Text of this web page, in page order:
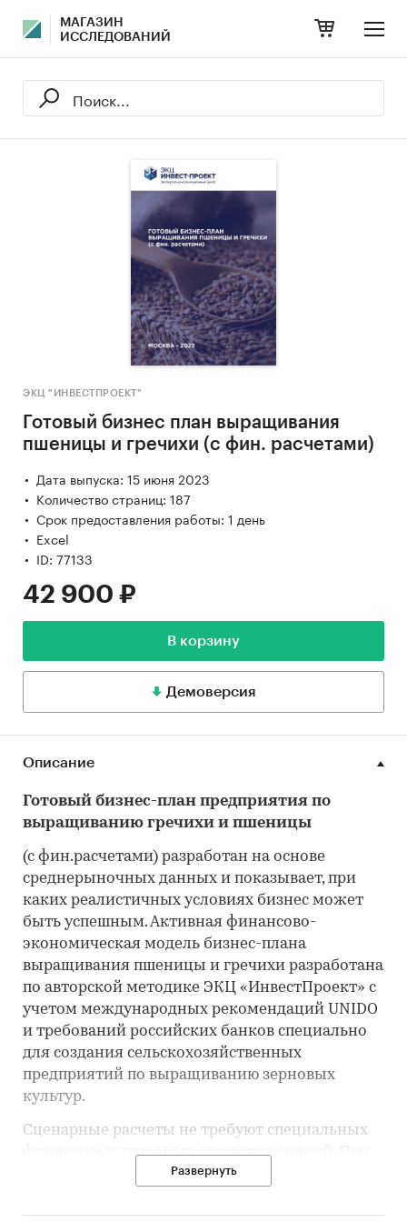
МАГАЗИН
ИССЛЕДОВАНИЙ
ЭКЦ "ИНВЕСТПРОЕКТ"
Готовый бизнес план выращивания
пшеницы и гречихи (с фин. расчетами)
Дата выпуска: 15 июня 2023
Количество страниц: 187
Срок предоставления работы: 1 день
Excel
ID: 77133
42 900 ₽
В корзину
Демоверсия
Описание
Готовый бизнес-план предприятия по
выращиванию гречихи и пшеницы
(с фин.расчетами) разработан на основе
среднерыночных данных и показывает, при
каких реалистичных условиях бизнес может
быть успешным. Активная финансово-
экономическая модель бизнес-плана
выращивания пшеницы и гречихи разработана
по авторской методике ЭКЦ «ИнвестПроект» с
учетом международных рекомендаций UNIDO
и требований российских банков специально
для создания сельскохозяйственных
предприятий по выращиванию зерновых
культур.
Сценарные расчеты не требуют специальных
финансовых или экономических знаний. При
приобретении готового бизнес-плана или фин.
Развернуть